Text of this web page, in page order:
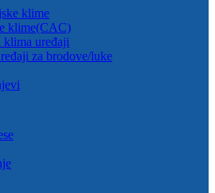
klime
klime(CAC)
klima uređaji
za brodove/luke